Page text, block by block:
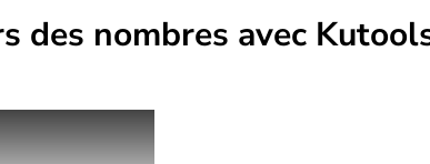
des nombres avec